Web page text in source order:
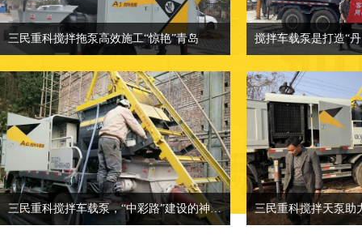
三民重科搅拌拖泵高效施工“惊艳”青岛
三民重科搅拌拖泵高效施工“惊艳”青岛
相关介绍：小型混凝土泵车-混凝土输送
泵厂家
价格面议：小型混凝土泵车价格
地点：客户产品案例分类
相关介绍：小型混
价格面议：也可来
地点：客户产品案
三民重科搅拌车载泵，“中彩路”建设的神秘武器 三民重科搅拌天泵助